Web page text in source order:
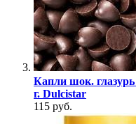
Капли шок.
г. Dulcistar
115 руб.